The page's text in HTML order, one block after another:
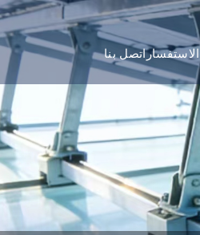
اتصل بنا